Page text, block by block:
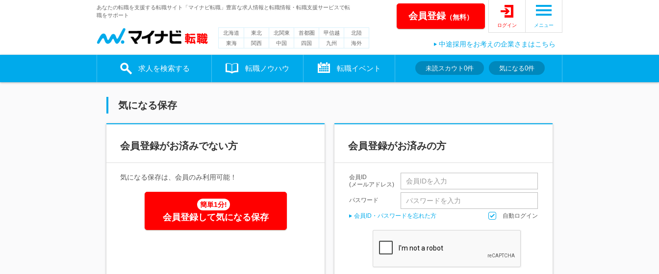
あなたの転職を支援する転職サイト「マイナビ転職」豊富な求人情報と転職情報・転職支援サービスで転
職をサポート
北海道 東北 北関東 首都圏 甲信越
北陸
東海
関西 中国 四国 九州 海外
会員登録（無料）
ログイン メニュー
中途採用をお考えの企業さまはこちら
求人を検索する 転職ノウハウ 転職イベント 未読スカウト 0件 気になる0件
気になる保存
会員登録がお済みでない方
気になる保存は、会員のみ利用可能！
簡単1分!
会員登録して気になる保存
会員登録がお済みの方
会員ID
(メールアドレス)
パスワード
会員ID・パスワードを忘れた方 自動ログイン